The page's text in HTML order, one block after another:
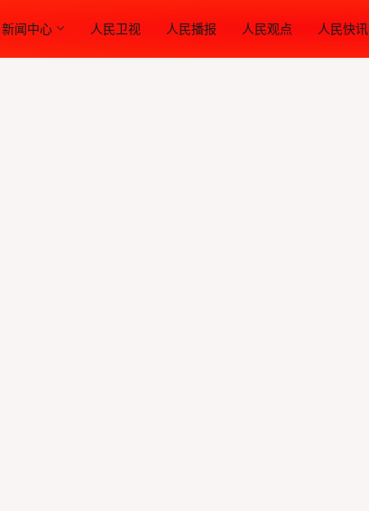
新闻中心 人民卫视 人民播报 人民观点 人民快讯